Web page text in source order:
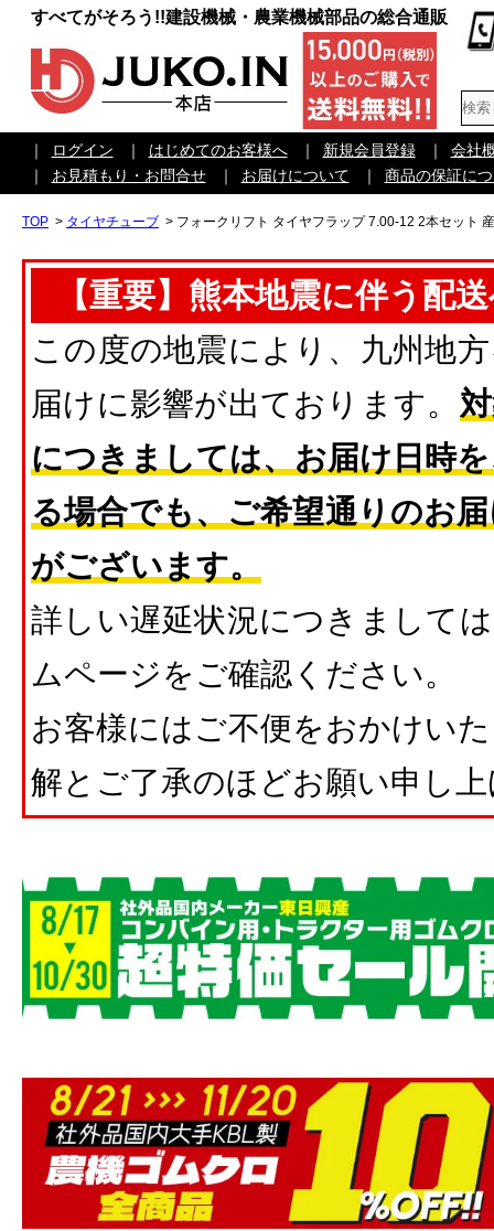
すべてがそろう!!建設機械・農業機械部品の総合通販
｜ ログイン ｜ はじめてのお客様へ ｜ 新規会員登録 ｜
会社
｜
お見積もり・お問合せ ｜ お届けについて ｜ 商品の保証に
TOP > タイヤチューブ > フォークリフト タイヤフラップ 7.00-12 2本セット
【重要】熊本地震に伴う配
この度の地震により、九州地
届けに影響が出ております。
につきましては、お届け日時
る場合でも、ご希望通りのお
がございます。
詳しい遅延状況につきまして
ムページをご確認ください。
お客様にはご不便をおかけい
解とご了承のほどお願い申し